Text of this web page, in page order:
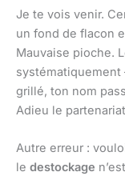
Je te vois venir.
un fond de flacon
Mauvaise pioche.
systématiquement
grillé, ton nom
Adieu le
Autre erreur :
le destockage